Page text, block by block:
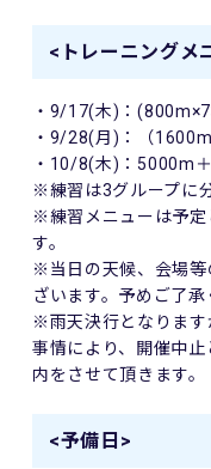
<トレーニングメ
・9/17(木)：
・9/28(月)：（
・10/8(木)：5000m
※練習は3グループに
※練習メニューは予定
す。
※当日の天候、会場等
ざいます。予めご了承
※雨天決行となります
事情により、開催中
内をさせて頂きます。
<予備日>